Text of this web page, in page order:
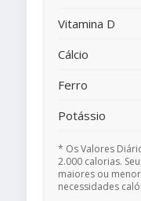
Vitamina D
Cálcio
Ferro
Potássio
* Os Valores
2.000 calorias.
maiores ou
necessidades